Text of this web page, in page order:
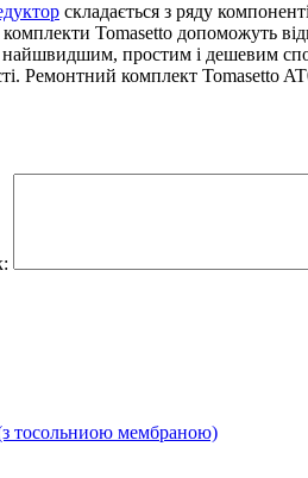
складається з ряду
Tomasetto допоможуть
найшвидшим, простим і дешевим
Ремонтний комплект Tomasetto
тосольниою мембраною)